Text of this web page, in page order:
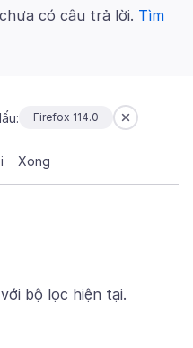
có câu trả lời. Tìm
Firefox 114.0
Xong
bộ lọc hiện tại.